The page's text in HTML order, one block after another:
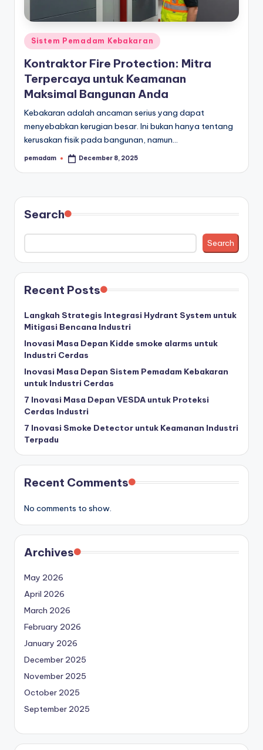
Posted
in
Sistem Pemadam Kebakaran
Kontraktor Fire Protection: Mitra
Terpercaya untuk Keamanan
Maksimal Bangunan Anda
Kebakaran adalah ancaman serius yang dapat
menyebabkan kerugian besar. Ini bukan hanya tentang
kerusakan fisik pada bangunan, namun…
Posted
pemadam December 8, 2025
Search
Search
Recent Posts
Langkah Strategis Integrasi Hydrant System untuk
Mitigasi Bencana Industri
Inovasi Masa Depan Kidde smoke alarms untuk
Industri Cerdas
Inovasi Masa Depan Sistem Pemadam Kebakaran
untuk Industri Cerdas
7 Inovasi Masa Depan VESDA untuk Proteksi
Cerdas Industri
7 Inovasi Smoke Detector untuk Keamanan Industri
Terpadu
Recent Comments
No comments to show.
Archives
May 2026
April 2026
March 2026
February 2026
January 2026
December 2025
November 2025
October 2025
September 2025